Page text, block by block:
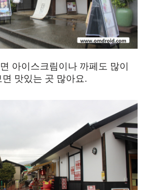
아이스크림이나 까페도 많이
맛있는 곳 많아요.